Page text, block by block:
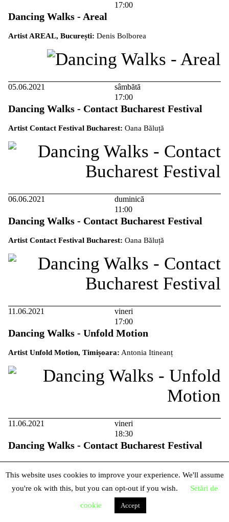
17:00
Dancing Walks - Areal
Artist AREAL, București: Denis Bolborea
05.06.2021
sâmbătă
17:00
Dancing Walks - Contact Bucharest Festival
Artist Contact Festival Bucharest: Oana Băluță
06.06.2021
duminică
11:00
Dancing Walks - Contact Bucharest Festival
Artist Contact Festival Bucharest: Oana Băluță
11.06.2021
vineri
17:00
Dancing Walks - Unfold Motion
Artist Unfold Motion, Timișoara: Antonia Itineanț
11.06.2021
vineri
18:30
Dancing Walks - Contact Bucharest Festival
Artist Contact Festival Bucharest:Oana Băluță
This website uses cookies to improve your experience. We'll assume
you're ok with this, but you can opt-out if you wish.
Setări de
cookie Accept